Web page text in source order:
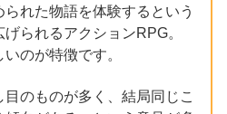
れた物語を体験するという
られるアクションRPG。
のが特徴です。
のものが多く、結局同じこ